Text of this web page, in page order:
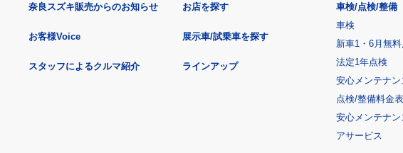
奈良スズキ販売からのお知らせ
お客様Voice
スタッフによるクルマ紹介
お店を探す
展示車/試乗車を探す
ラインアップ
車検/点検/整備
車検
新車1・6月無
法定1年点検
安心メンテナン
点検/整備料金表
安心メンテナ
アサービス